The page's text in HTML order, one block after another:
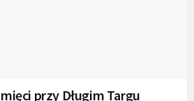
przy Długim Targu